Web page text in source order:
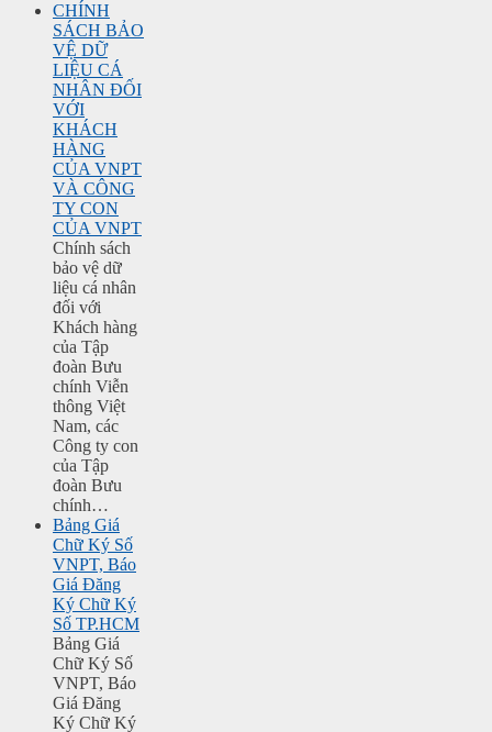
CHÍNH
SÁCH BẢO
VỆ DỮ
LIỆU CÁ
NHÂN ĐỐI
VỚI
KHÁCH
HÀNG
CỦA VNPT
VÀ CÔNG
TY CON
CỦA VNPT
Chính sách
bảo vệ dữ
liệu cá nhân
đối với
Khách hàng
của Tập
đoàn Bưu
chính Viễn
thông Việt
Nam, các
Công ty con
của Tập
đoàn Bưu
chính…
Bảng Giá
Chữ Ký Số
VNPT, Báo
Giá Đăng
Ký Chữ Ký
Số TP.HCM
Bảng Giá
Chữ Ký Số
VNPT, Báo
Giá Đăng
Ký Chữ Ký